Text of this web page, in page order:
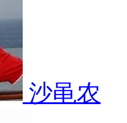
沙黾农